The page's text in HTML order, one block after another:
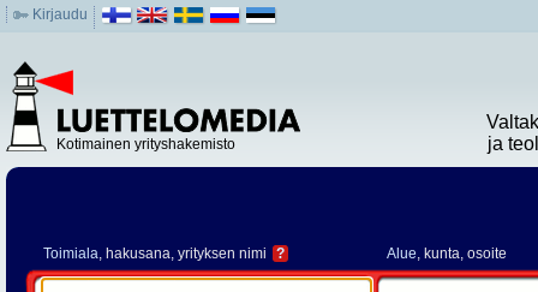
Kirjaudu
Kotimainen yrityshakemisto
ja
Toimiala, hakusana, yrityksen nimi ? Alue, kunta, osoite